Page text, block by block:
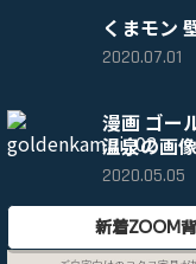
くまモン
2020.07.01
漫画 ゴー
温泉の画像
2020.05.05
新着ZOOM